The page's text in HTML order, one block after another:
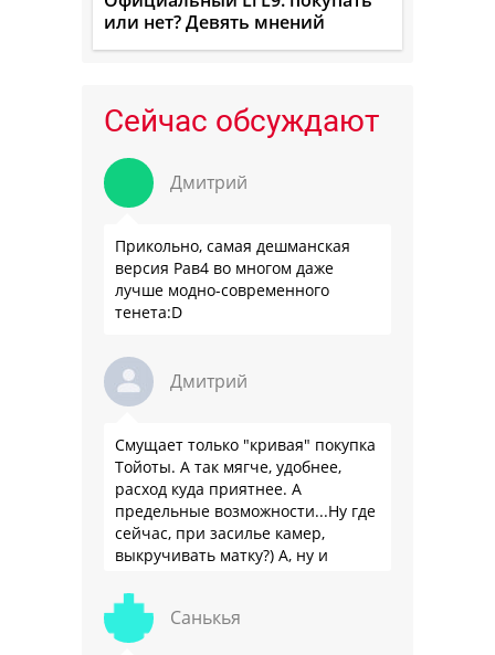
или нет? Девять мнений
Сейчас обсуждают
Дмитрий
Прикольно, самая дешманская
версия Рав4 во многом даже
лучше модно-современного
тенета:D
Дмитрий
Смущает только "кривая" покупка
Тойоты. А так мягче, удобнее,
расход куда приятнее. А
предельные возможности...Ну где
сейчас, при засилье камер,
выкручивать матку?) А, ну и
забываем.
Санькья